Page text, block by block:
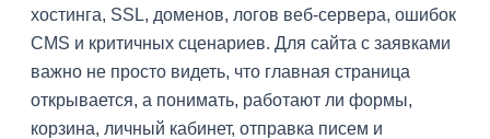
хостинга, SSL, доменов, логов веб-сервера, ошибок
CMS и критичных сценариев. Для сайта с заявками
важно не просто видеть, что главная страница
открывается, а понимать, работают ли формы,
корзина, личный кабинет, отправка писем и